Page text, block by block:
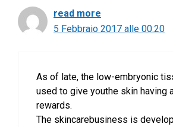
read more
5 Febbraio 2017 alle 00:20
As of late, the low-embryonic
used to give youthe skin having
rewards.
The skincarebusiness is